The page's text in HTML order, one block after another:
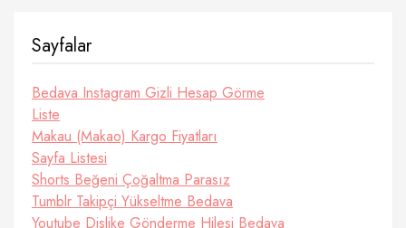
Sayfalar
Bedava Instagram Gizli Hesap Görme
Liste
Makau (Makao) Kargo Fiyatları
Sayfa Listesi
Shorts Beğeni Çoğaltma Parasız
Tumblr Takipçi Yükseltme Bedava
Youtube Dislike Gönderme Hilesi Bedava